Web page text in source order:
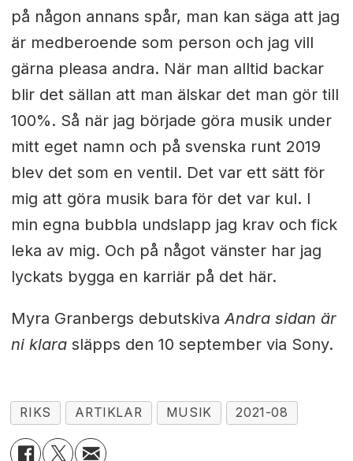
på någon annans spår, man kan säga att jag
är medberoende som person och jag vill
gärna pleasa andra. När man alltid backar
blir det sällan att man älskar det man gör till
100%. Så när jag började göra musik under
mitt eget namn och på svenska runt 2019
blev det som en ventil. Det var ett sätt för
mig att göra musik bara för det var kul. I
min egna bubbla undslapp jag krav och fick
leka av mig. Och på något vänster har jag
lyckats bygga en karriär på det här.
Myra Granbergs debutskiva Andra sidan är
ni klara släpps den 10 september via Sony.
RIKS ARTIKLAR MUSIK 2021-08